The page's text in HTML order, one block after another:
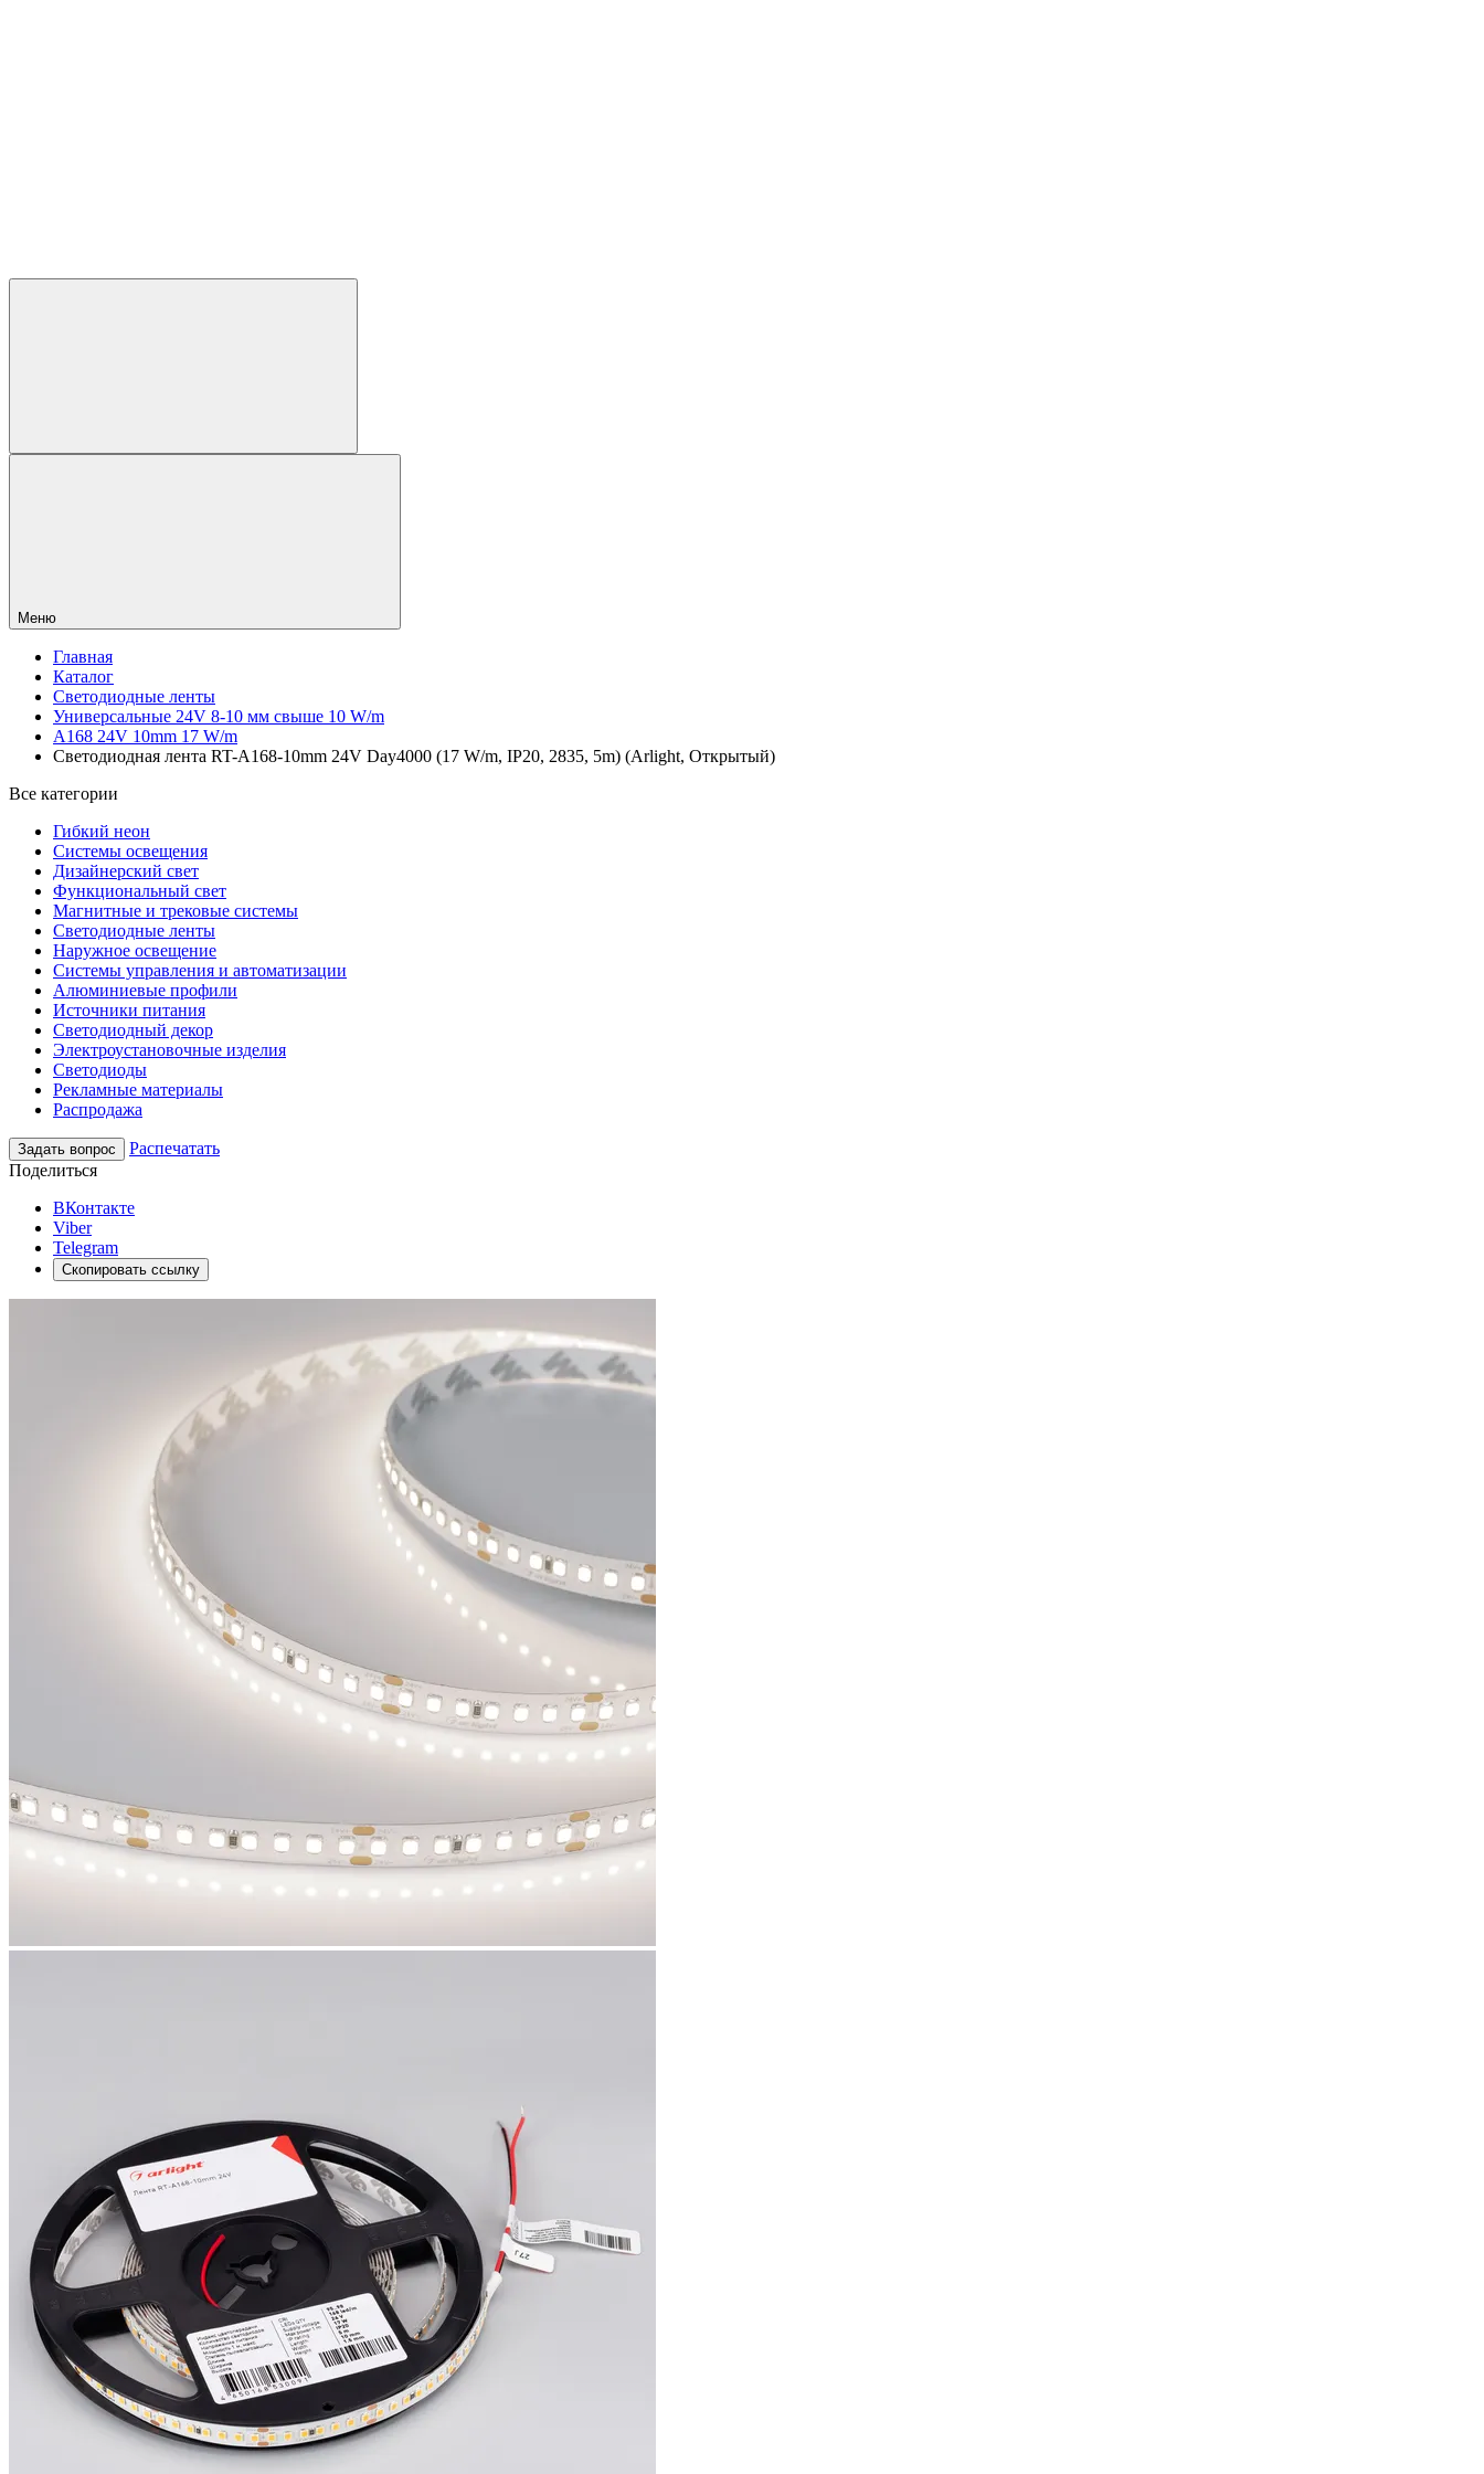
Меню
Главная
Каталог
Светодиодные ленты
Универсальные 24V 8-10 мм свыше 10 W/m
A168 24V 10mm 17 W/m
Светодиодная лента RT-A168-10mm 24V Day4000 (17 W/m, IP20, 2835, 5m) (Arlight, Открытый)
Все категории
Гибкий неон
Системы освещения
Дизайнерский свет
Функциональный свет
Магнитные и трековые системы
Светодиодные ленты
Наружное освещение
Системы управления и автоматизации
Алюминиевые профили
Источники питания
Светодиодный декор
Электроустановочные изделия
Светодиоды
Рекламные материалы
Распродажа
Задать вопрос
Распечатать
Поделиться
ВКонтакте
Viber
Telegram
Скопировать ссылку